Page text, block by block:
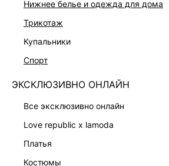
нижнее белье и одежда для дома
трикотаж
купальники
спорт
ЭКСКЛЮЗИВНО ОНЛАЙН
все эксклюзивно онлайн
love republic x lamoda
платья
костюмы
Подробные условия доставки и
Скачать
КАТАЛОГ